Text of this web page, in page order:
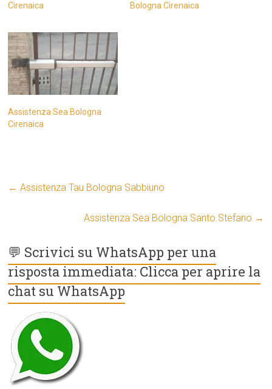
Cirenaica
Bologna Cirenaica
Assistenza Sea Bologna
Cirenaica
← Assistenza Tau Bologna Sabbiuno
Assistenza Sea Bologna Santo Stefano →
💬 Scrivici su WhatsApp per una
risposta immediata: Clicca per aprire la
chat su WhatsApp